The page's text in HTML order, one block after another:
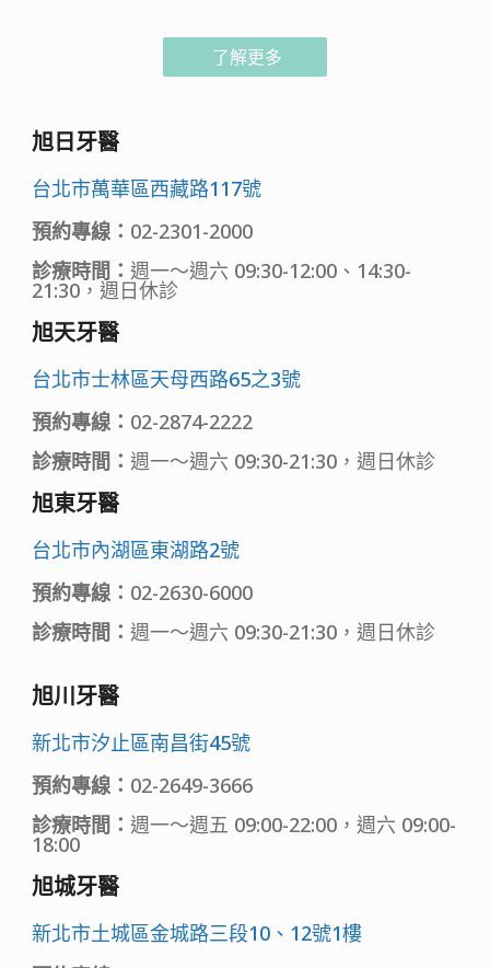
了解更多
旭日牙醫
台北市萬華區西藏路117號
預約專線： 02-2301-2000
診療時間：週一～週六 09:30-12:00、14:30-
21:30，週日休診
旭天牙醫
台北市士林區天母西路65之3號
預約專線： 02-2874-2222
診療時間：週一～週六 09:30-21:30，週日休診
旭東牙醫
台北市內湖區東湖路2號
預約專線： 02-2630-6000
診療時間：週一～週六 09:30-21:30，週日休診
旭川牙醫
新北市汐止區南昌街45號
預約專線： 02-2649-3666
診療時間：週一～週五 09:00-22:00，週六 09:00-
18:00
旭城牙醫
新北市土城區金城路三段10、12號1樓